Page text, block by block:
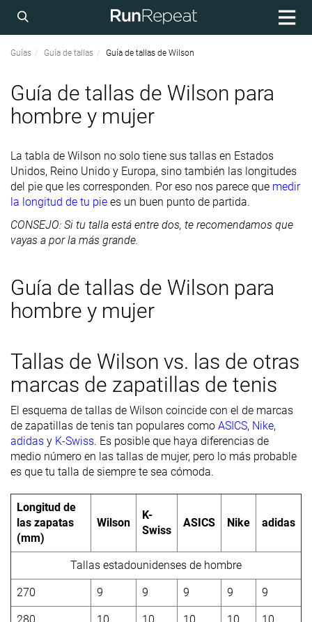
Guías Guía de tallas Guía de tallas de Wilson
Guía de tallas de Wilson para
hombre y mujer
La tabla de Wilson no solo tiene sus tallas en Estados
Unidos, Reino Unido y Europa, sino también las longitudes
del pie que les corresponden. Por eso nos parece que medir
la longitud de tu pie es un buen punto de partida.
CONSEJO: Si tu talla está entre dos, te recomendamos que
vayas a por la más grande.
Guía de tallas de Wilson para
hombre y mujer
Tallas de Wilson vs. las de otras
marcas de zapatillas de tenis
El esquema de tallas de Wilson coincide con el de marcas
de zapatillas de tenis tan populares como ASICS, Nike,
adidas y K-Swiss. Es posible que haya diferencias de
medio número en las tallas de mujer, pero lo más probable
es que tu talla de siempre te sea cómoda.
Longitud de
las zapatas
(mm)
Wilson
K-
Swiss
ASICS Nike adidas
Tallas estadounidenses de hombre
270 9 9 9 9 9